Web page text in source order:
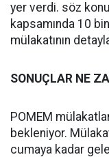
yer verdi. söz
kapsamında 10
mülakatının
SONUÇLAR NE
POMEM
bekleniyor.
cumaya kadar